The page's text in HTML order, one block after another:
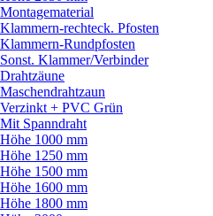
Montagematerial
Klammern-rechteck. Pfosten
Klammern-Rundpfosten
Sonst. Klammer/Verbinder
Drahtzäune
Maschendrahtzaun
Verzinkt + PVC Grün
Mit Spanndraht
Höhe 1000 mm
Höhe 1250 mm
Höhe 1500 mm
Höhe 1600 mm
Höhe 1800 mm